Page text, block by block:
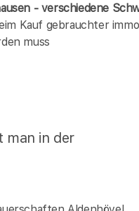
- verschiedene
Kauf gebrauchter
muss
man in der